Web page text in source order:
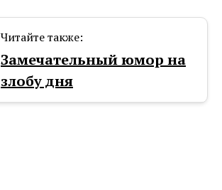
Читайте также:
Замечательный юмор на
злобу дня